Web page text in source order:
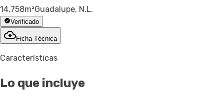
14,758m²Guadalupe, N.L.
Verificado
Ficha Técnica
Características
Lo que incluye